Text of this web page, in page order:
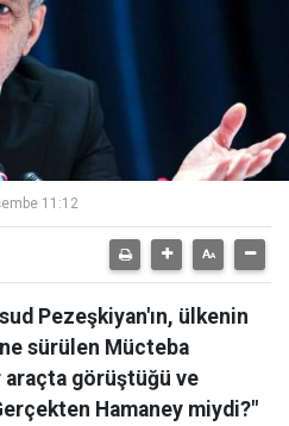
11:12
Pezeşkiyan'ın, ülkenin
sürülen Mücteba
araçta görüştüğü ve
Hamaney miydi?"